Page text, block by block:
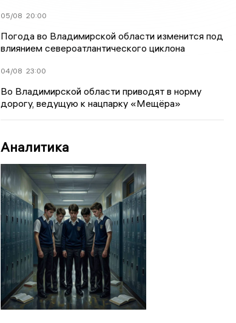
05/08 20:00
Погода во Владимирской области изменится под
влиянием североатлантического циклона
04/08 23:00
Во Владимирской области приводят в норму
дорогу, ведущую к нацпарку «Мещёра»
Аналитика